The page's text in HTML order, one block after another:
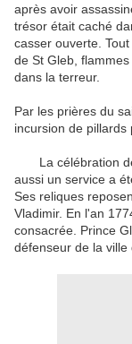
après avoir
trésor était caché
casser ouverte.
de St Gleb,
dans la terreur.
Par les prières du
incursion de pillards
La célébration de
aussi un service a
Ses reliques
Vladimir. En l'an
consacrée. Prince
défenseur de la ville